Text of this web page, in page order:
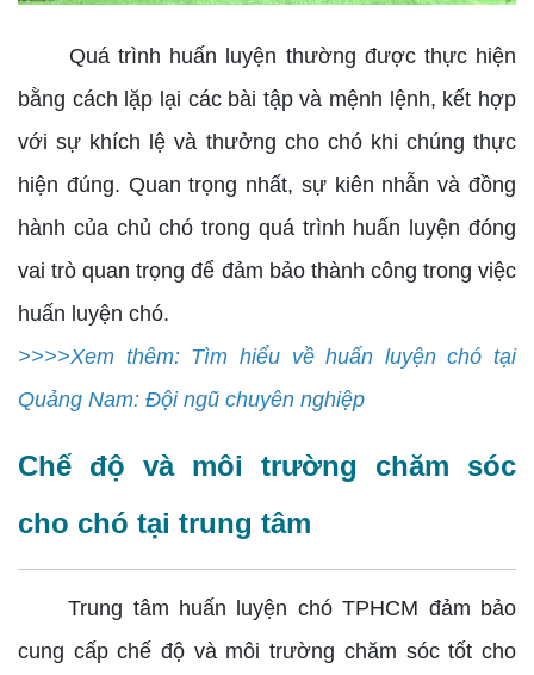
Quá trình huấn luyện thường được thực hiện
bằng cách lặp lại các bài tập và mệnh lệnh, kết hợp
với sự khích lệ và thưởng cho chó khi chúng thực
hiện đúng. Quan trọng nhất, sự kiên nhẫn và đồng
hành của chủ chó trong quá trình huấn luyện đóng
vai trò quan trọng để đảm bảo thành công trong việc
huấn luyện chó.
>>>>Xem thêm: Tìm hiểu về huấn luyện chó tại
Quảng Nam: Đội ngũ chuyên nghiệp
Chế độ và môi trường chăm sóc
cho chó tại trung tâm
Trung tâm huấn luyện chó TPHCM đảm bảo
cung cấp chế độ và môi trường chăm sóc tốt cho